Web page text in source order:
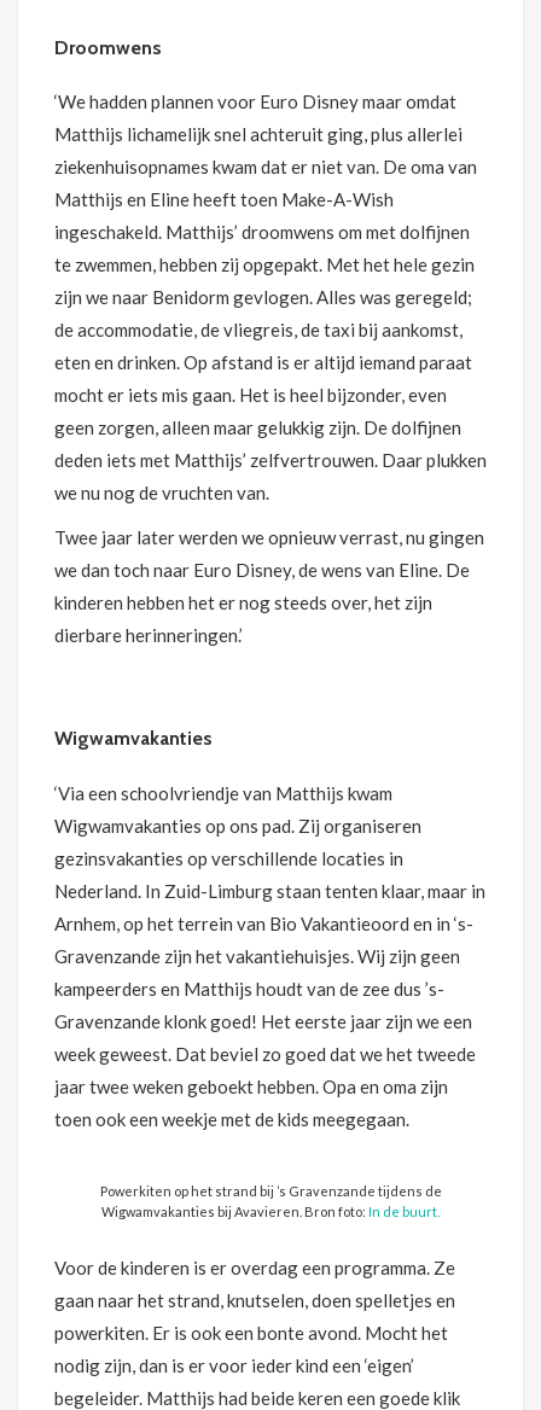
Droomwens
‘We hadden plannen voor Euro Disney maar omdat
Matthijs lichamelijk snel achteruit ging, plus allerlei
ziekenhuisopnames kwam dat er niet van. De oma van
Matthijs en Eline heeft toen Make-A-Wish
ingeschakeld. Matthijs’ droomwens om met dolfijnen
te zwemmen, hebben zij opgepakt. Met het hele gezin
zijn we naar Benidorm gevlogen. Alles was geregeld;
de accommodatie, de vliegreis, de taxi bij aankomst,
eten en drinken. Op afstand is er altijd iemand paraat
mocht er iets mis gaan. Het is heel bijzonder, even
geen zorgen, alleen maar gelukkig zijn. De dolfijnen
deden iets met Matthijs’ zelfvertrouwen. Daar plukken
we nu nog de vruchten van.
Twee jaar later werden we opnieuw verrast, nu gingen
we dan toch naar Euro Disney, de wens van Eline. De
kinderen hebben het er nog steeds over, het zijn
dierbare herinneringen.’
Wigwamvakanties
‘Via een schoolvriendje van Matthijs kwam
Wigwamvakanties op ons pad. Zij organiseren
gezinsvakanties op verschillende locaties in
Nederland. In Zuid-Limburg staan tenten klaar, maar in
Arnhem, op het terrein van Bio Vakantieoord en in ‘s-
Gravenzande zijn het vakantiehuisjes. Wij zijn geen
kampeerders en Matthijs houdt van de zee dus ’s-
Gravenzande klonk goed! Het eerste jaar zijn we een
week geweest. Dat beviel zo goed dat we het tweede
jaar twee weken geboekt hebben. Opa en oma zijn
toen ook een weekje met de kids meegegaan.
Powerkiten op het strand bij ’s Gravenzande tijdens de
Wigwamvakanties bij Avavieren. Bron foto: In de buurt.
Voor de kinderen is er overdag een programma. Ze
gaan naar het strand, knutselen, doen spelletjes en
powerkiten. Er is ook een bonte avond. Mocht het
nodig zijn, dan is er voor ieder kind een ‘eigen’
begeleider. Matthijs had beide keren een goede klik